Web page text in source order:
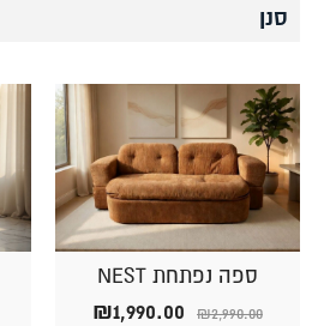
סנן
ספה נפתחת NEST
₪2,990.00
המחיר
₪1,990.00